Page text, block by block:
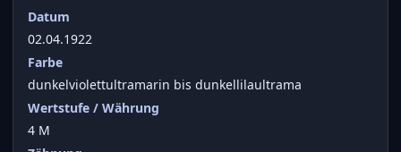
Datum
02.04.1922
Farbe
dunkelviolettultramarin bis dunkellilaultrama
Wertstufe / Währung
4 M